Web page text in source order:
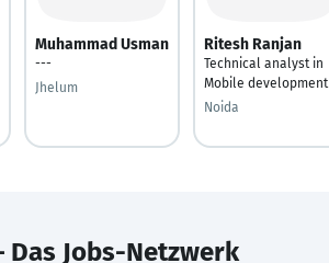
Muhammad Usman
---
Jhelum
Ritesh Ranjan
Technical analyst in
Mobile development
Noida
Das Jobs-Netzwerk